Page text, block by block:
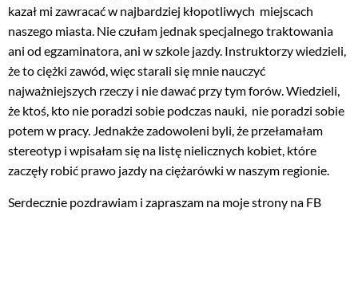
kazał mi zawracać w najbardziej kłopotliwych miejscach
naszego miasta. Nie czułam jednak specjalnego traktowania
ani od egzaminatora, ani w szkole jazdy. Instruktorzy wiedzieli,
że to ciężki zawód, więc starali się mnie nauczyć
najważniejszych rzeczy i nie dawać przy tym forów. Wiedzieli,
że ktoś, kto nie poradzi sobie podczas nauki, nie poradzi sobie
potem w pracy. Jednakże zadowoleni byli, że przełamałam
stereotyp i wpisałam się na listę nielicznych kobiet, które
zaczęły robić prawo jazdy na ciężarówki w naszym regionie.
Serdecznie pozdrawiam i zapraszam na moje strony na FB